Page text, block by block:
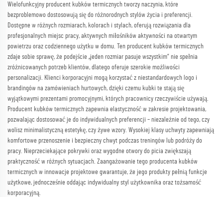
Wielofunkcyjny producent kubków termicznych tworzy naczynia, które
bezproblemowo dostosowują się do różnorodnych stylów życia i preferencji.
Dostępne w różnych rozmiarach, kolorach i stylach, oferują rozwiązania dla
profesjonalnych miejsc pracy, aktywnych miłośników aktywności na otwartym
powietrzu oraz codziennego użytku w domu. Ten producent kubków termicznych
zdaje sobie sprawę, że podejście „jeden rozmiar pasuje wszystkim” nie spełnia
zróżnicowanych potrzeb klientów, dlatego oferuje szerokie możliwości
personalizacji. Klienci korporacyjni mogą korzystać z niestandardowych logo i
brandingów na zamówieniach hurtowych, dzięki czemu kubki te stają się
wyjątkowymi prezentami promocyjnymi, których pracownicy rzeczywiście używają.
Producent kubków termicznych zapewnia elastyczność w zakresie projektowania,
pozwalając dostosować je do indywidualnych preferencji – niezależnie od tego, czy
wolisz minimalistyczną estetykę, czy żywe wzory. Wysokiej klasy uchwyty zapewniają
komfortowe przenoszenie i bezpieczny chwyt podczas treningów lub podróży do
pracy. Nieprzeciekające pokrywki oraz wygodne otwory do picia zwiększają
praktyczność w różnych sytuacjach. Zaangażowanie tego producenta kubków
termicznych w innowacje projektowe gwarantuje, że jego produkty pełnią funkcje
użytkowe, jednocześnie oddając indywidualny styl użytkownika oraz tożsamość
korporacyjną.